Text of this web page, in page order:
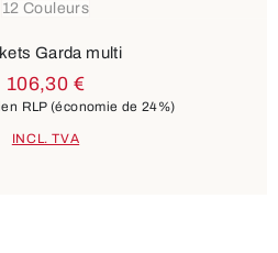
12 Couleurs
Garda multi
106,30 €
RLP(économie de 24%)
INCL. TVA